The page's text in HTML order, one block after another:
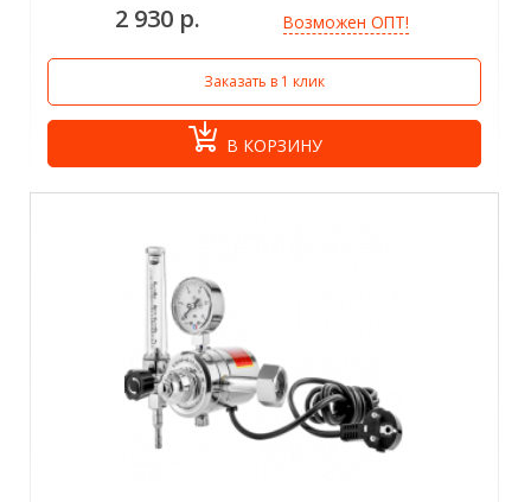
2 930 р. Возможен ОПТ!
Заказать в 1 клик
В КОРЗИНУ